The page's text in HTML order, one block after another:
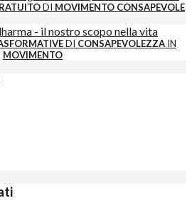
DI MOVIMENTO CONSAPEVOLE
DI CONSAPEVOLEZZAIN
MOVIMENTO